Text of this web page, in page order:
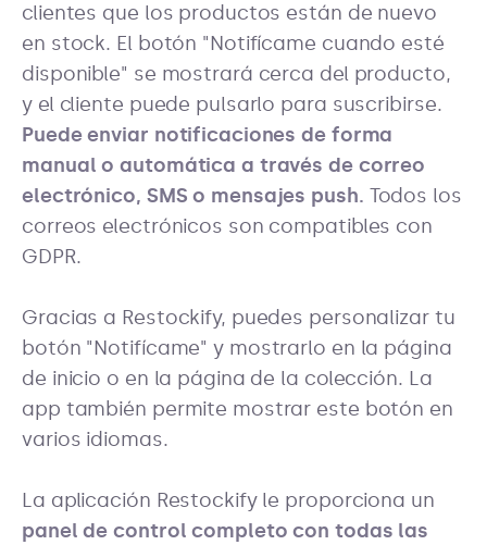
clientes que los productos están de nuevo
en stock. El botón "Notifícame cuando esté
disponible" se mostrará cerca del producto,
y el cliente puede pulsarlo para suscribirse.
Puede enviar notificaciones de forma
manual o automática a través de correo
electrónico, SMS o mensajes push. Todos los
correos electrónicos son compatibles con
GDPR.
Gracias a Restockify, puedes personalizar tu
botón "Notifícame" y mostrarlo en la página
de inicio o en la página de la colección. La
app también permite mostrar este botón en
varios idiomas.
La aplicación Restockify le proporciona un
panel de control completo con todas las